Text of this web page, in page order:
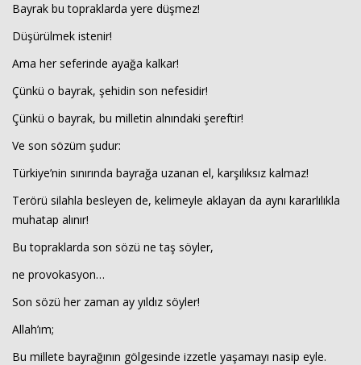
Bayrak bu topraklarda yere düşmez!
Düşürülmek istenir!
Ama her seferinde ayağa kalkar!
Çünkü o bayrak, şehidin son nefesidir!
Çünkü o bayrak, bu milletin alnındaki şereftir!
Ve son sözüm şudur:
Türkiye’nin sınırında bayrağa uzanan el, karşılıksız kalmaz!
Terörü silahla besleyen de, kelimeyle aklayan da aynı kararlılıkla
muhatap alınır!
Bu topraklarda son sözü ne taş söyler,
ne provokasyon…
Son sözü her zaman ay yıldız söyler!
Allah’ım;
Bu millete bayrağının gölgesinde izzetle yaşamayı nasip eyle.